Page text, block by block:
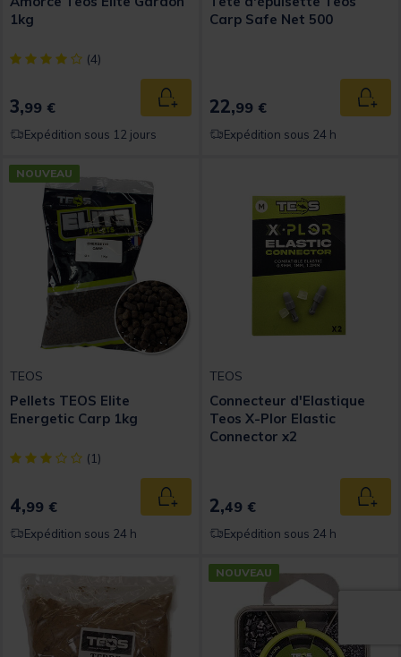
1kg
[object Object] out of 5 Customer Rating
(4)
3,99 € Ajouter au panier
Expédition sous 12 jours
Carp Safe Net 500
22,99 €
Expédition sous 24 h
NOUVEAU
TEOS
Pellets TEOS Elite
Energetic Carp 1kg
[object Object] out of 5 Customer Rating
(1)
4,99 € Ajouter au panier
Expédition sous 24 h
TEOS
Connecteur d'Elastique
Teos X-Plor Elastic
Connector x2
2,49 €
Expédition sous 24 h
NOUVEAU